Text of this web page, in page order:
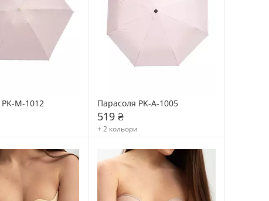
M-1012 Парасоля PK-A-1005
519 ₴
+ 2 кольори